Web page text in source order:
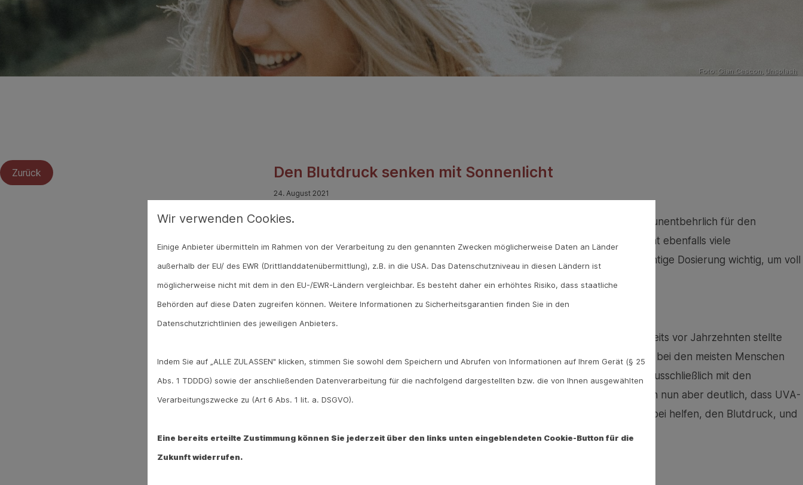
Foto: Gian Cescon Unsplash
Zurück Den Blutdruck senken mit Sonnenlicht
24. August 2021
Schon lange ist bekannt: Sonnenlicht und das daraus entstehende Vitamin D ist unentbehrlich für den
menschlichen Körper. Ein Bad in der Sonne hebt nicht nur die Laune, sondern hat ebenfalls viele
gesundheitliche Vorteile. Es birgt zugleich aber auch Risiken. Deshalb ist eine richtige Dosierung wichtig, um voll
Sonnenlicht als natürlicher Blutdrucksenker
Es klingt fast zu schön um wahr zu sein. Sonnenschein senkt den Blutdruck. Bereits vor Jahrzehnten stellte
man saisonale Schwankungen des Blutdrucks fest. Im Sommer ist dieser nämlich bei den meisten Menschen
niedriger als im Winter. Forschende gingen lange davon aus, dass dieser Effekt ausschließlich mit den
jahreszeitlichen Temperaturunterschieden zusammenhängt. Neue Studien zeigen nun aber deutlich, dass UVA-
Strahlung mitverantwortlich für diesen Effekt ist. Das heißt: Sonnenlicht kann dabei helfen, den Blutdruck, und
damit auch die Gefahr eines Schlaganfalls oder Herzinfarkts zu senken.
Wir verwenden Cookies.
Einige Anbieter übermitteln im Rahmen von der Verarbeitung zu den genannten Zwecken möglicherweise Daten an Länder
außerhalb der EU/ des EWR (Drittlanddatenübermittlung), z.B. in die USA. Das Datenschutzniveau in diesen Ländern ist
möglicherweise nicht mit dem in den EU-/EWR-Ländern vergleichbar. Es besteht daher ein erhöhtes Risiko, dass staatliche
Behörden auf diese Daten zugreifen können. Weitere Informationen zu Sicherheitsgarantien finden Sie in den
Datenschutzrichtlinien des jeweiligen Anbieters.
Indem Sie auf „ALLE ZULASSEN" klicken, stimmen Sie sowohl dem Speichern und Abrufen von Informationen auf Ihrem Gerät (§ 25
Abs. 1 TDDDG) sowie der anschließenden Datenverarbeitung für die nachfolgend dargestellten bzw. die von Ihnen ausgewählten
Verarbeitungszwecke zu (Art 6 Abs. 1 lit. a. DSGVO).
Eine bereits erteilte Zustimmung können Sie jederzeit über den links unten eingeblendeten Cookie-Button für die
Zukunft widerrufen.